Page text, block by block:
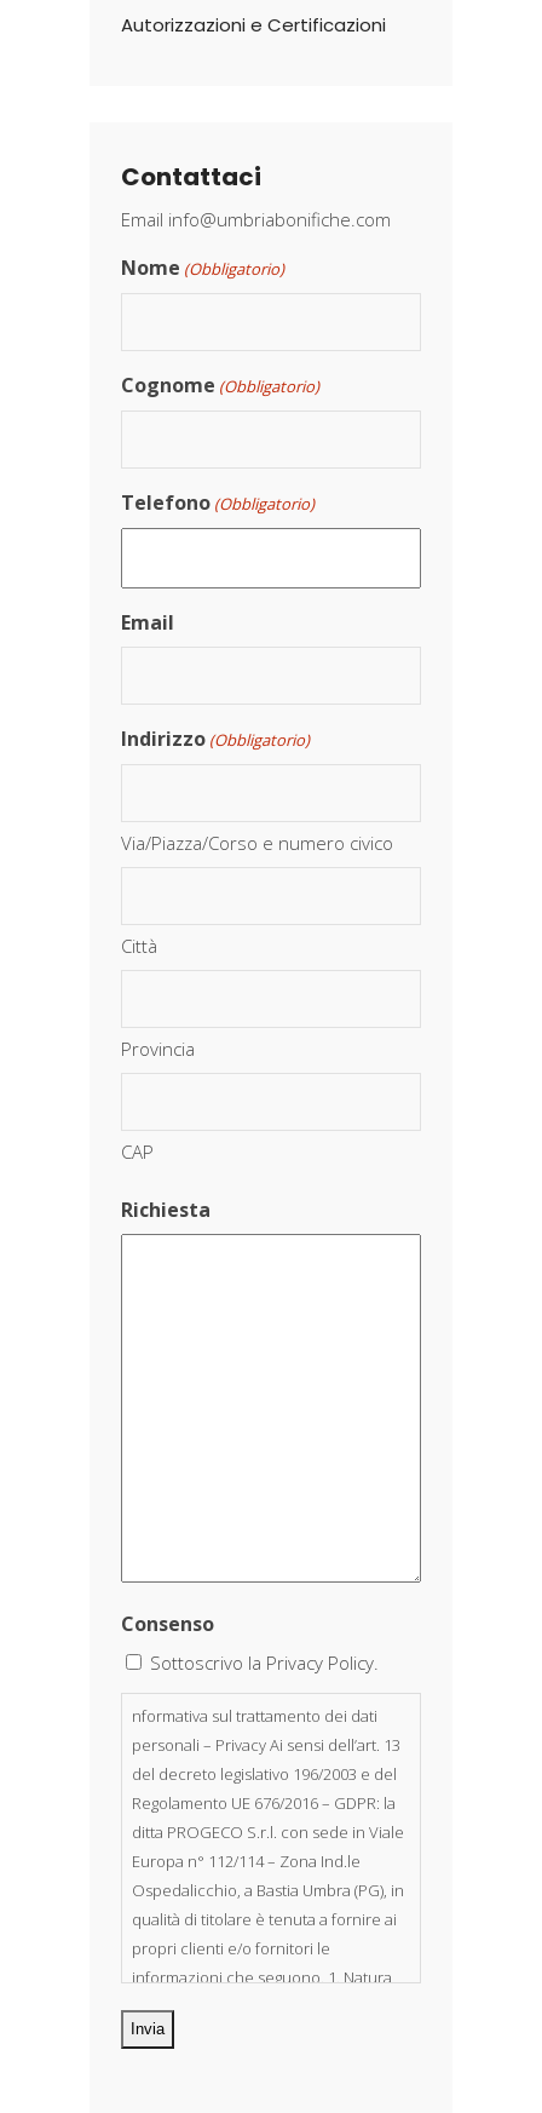
Autorizzazioni e Certificazioni
Contattaci
Email info@umbriabonifiche.com
Nome (Obbligatorio)
Cognome (Obbligatorio)
Telefono (Obbligatorio)
Email
Indirizzo (Obbligatorio)
Via/Piazza/Corso e numero civico
Città
Provincia
CAP
Richiesta
Consenso
Sottoscrivo la Privacy Policy.
nformativa sul trattamento dei dati
personali – Privacy Ai sensi dell’art. 13
del decreto legislativo 196/2003 e del
Regolamento UE 676/2016 – GDPR: la
ditta PROGECO S.r.l. con sede in Viale
Europa n° 112/114 – Zona Ind.le
Ospedalicchio, a Bastia Umbra (PG), in
qualità di titolare è tenuta a fornire ai
propri clienti e/o fornitori le
informazioni che seguono. 1. Natura
dei dati personali Costituiscono
oggetto di trattamento i Suoi dati